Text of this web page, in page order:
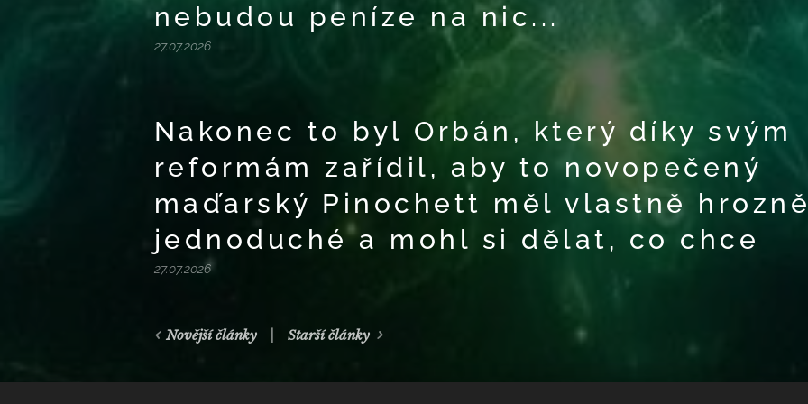
nebudou peníze na nic...
27.07.2026
Nakonec to byl Orbán, který díky svým
reformám zařídil, aby to novopečený
maďarský Pinochett měl vlastně
jednoduché a mohl si dělat, co chce
27.07.2026
Novější články Starší články